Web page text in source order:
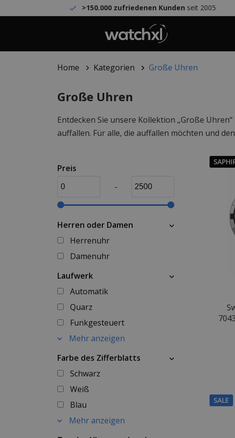
>150.000 zufriedenen Kunden seit 2005
Home Kategorien Große Uhren
Große Uhren
Entdecken Sie unsere Kollektion „Große
auffallen. Für alle, die auffallen möchten und
Preis
-
Herren oder Damen
Herrenuhr
Damenuhr
Laufwerk
Automatik
Quarz
Funkgesteuert
Mehr anzeigen
Farbe des Zifferblatts
Schwarz
Weiß
Blau
Mehr anzeigen
SALE